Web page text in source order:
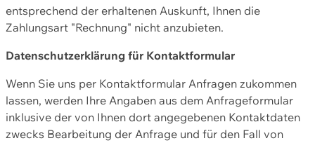
entsprechend der erhaltenen Auskunft, Ihnen die
Zahlungsart "Rechnung" nicht anzubieten.
Datenschutzerklärung für Kontaktformular
Wenn Sie uns per Kontaktformular Anfragen zukommen
lassen, werden Ihre Angaben aus dem Anfrageformular
inklusive der von Ihnen dort angegebenen Kontaktdaten
zwecks Bearbeitung der Anfrage und für den Fall von